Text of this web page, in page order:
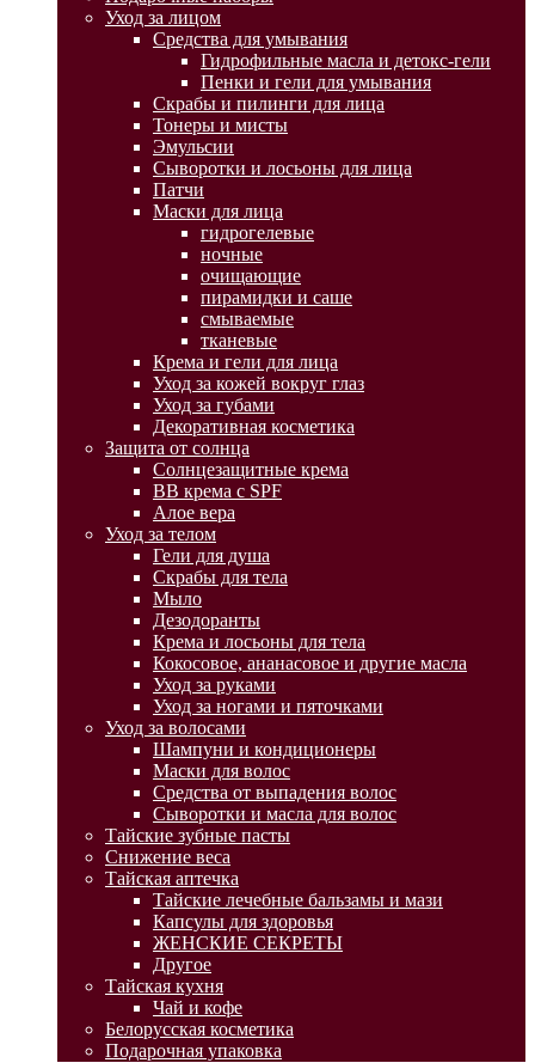
Уход за лицом
Средства для умывания
Гидрофильные масла и детокс-гели
Пенки и гели для умывания
Скрабы и пилинги для лица
Тонеры и мисты
Эмульсии
Сыворотки и лосьоны для лица
Патчи
Маски для лица
гидрогелевые
ночные
очищающие
пирамидки и саше
смываемые
тканевые
Крема и гели для лица
Уход за кожей вокруг глаз
Уход за губами
Декоративная косметика
Защита от солнца
Солнцезащитные крема
BB крема с SPF
Алое вера
Уход за телом
Гели для душа
Скрабы для тела
Мыло
Дезодоранты
Крема и лосьоны для тела
Кокосовое, ананасовое и другие масла
Уход за руками
Уход за ногами и пяточками
Уход за волосами
Шампуни и кондиционеры
Маски для волос
Средства от выпадения волос
Сыворотки и масла для волос
Тайские зубные пасты
Снижение веса
Тайская аптечка
Тайские лечебные бальзамы и мази
Капсулы для здоровья
ЖЕНСКИЕ СЕКРЕТЫ
Другое
Тайская кухня
Чай и кофе
Белорусская косметика
Подарочная упаковка